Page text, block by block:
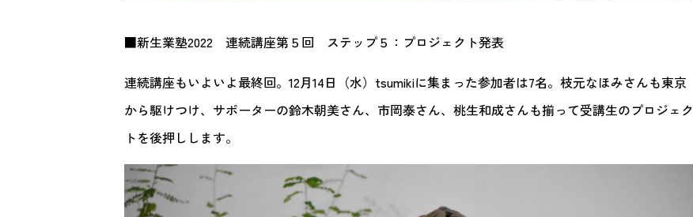
■新生業塾2022 連続講座第５回 ステップ５：プロジェクト発表
連続講座もいよいよ最終回。12月14日（水）tsumikiに集まった参加者は7名。枝元なほみさんも東京
から駆けつけ、サポーターの鈴木朝美さん、市岡泰さん、桃生和成さんも揃って受講生のプロジェク
トを後押しします。